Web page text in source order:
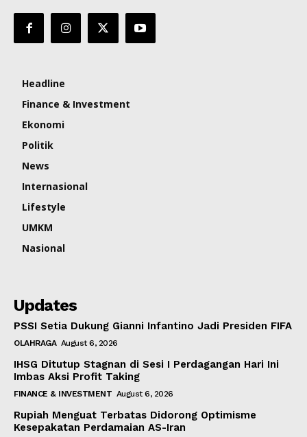
Headline
Finance & Investment
Ekonomi
Politik
News
Internasional
Lifestyle
UMKM
Nasional
Updates
PSSI Setia Dukung Gianni Infantino Jadi Presiden FIFA
OLAHRAGA August 6, 2026
IHSG Ditutup Stagnan di Sesi I Perdagangan Hari Ini
Imbas Aksi Profit Taking
FINANCE & INVESTMENT August 6, 2026
Rupiah Menguat Terbatas Didorong Optimisme
Kesepakatan Perdamaian AS-Iran